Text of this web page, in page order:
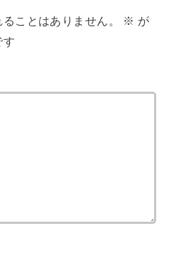
ことはありません。 ※ が
す